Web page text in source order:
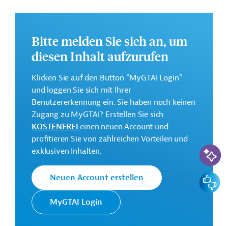
die Berichterstattung an die KfW, die Überwachung
der Einhaltung von Umwelt- und Sozialstandards
Name und Land des erfolgreichen Auftragnehmers
JV mit Kocks Consult GmbH (Federführung) und
Easen International Co. Ltd., Deutschland/China
Start- und Enddatum des Vertrags: 10/22 – 10/26
Vertragssumme (Währung gem. Auftrag): bis zu
EUR
Weitere Details zu dieser Meldung (und etwaig
aufgeführten Downloads) liegen hier nicht vor. Interne
gtai-Nr. AUS20211014727078 bitte bei Rückfragen bei
Germany Trade and Invest angeben!
Bitte melden Sie sich an, um
diesen Inhalt aufzurufen
Klicken Sie auf den Button "MyGTAI Login"
und loggen Sie sich mit Ihrer
Benutzererkennung ein. Sie haben noch keinen
Zugang zu MyGTAI? Erstellen Sie sich
KOSTENFREIeinen neuen Account und
profitieren Sie von zahlreichen Vorteilen und
exklusiven Inhalten.
Neuen Account erstellen
MyGTAI Login
KI-